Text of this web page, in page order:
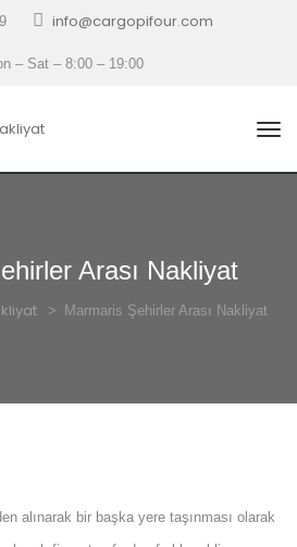
info@cargopifour.com
– Sat – 8:00 – 19:00
Arası Nakliyat
> Marmaris Şehirler Arası Nakliyat
alınarak bir başka yere taşınması olarak